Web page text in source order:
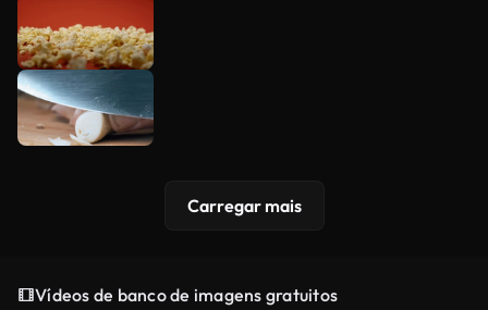
Carregar mais
Vídeos de banco de imagens gratuitos